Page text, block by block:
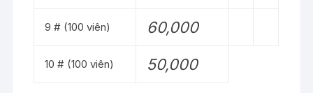
9 # (100 viên) 60,000
10 # (100 viên) 50,000